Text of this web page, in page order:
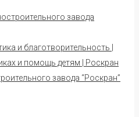
завода
и благотворительность |
и помощь детям | Роскран
завода “Роскран”